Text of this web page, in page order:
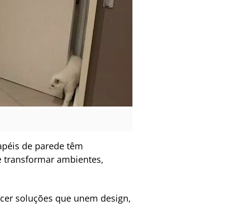
de parede têm
transformar ambientes,
soluções que unem design,